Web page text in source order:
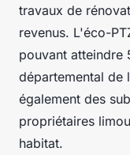
travaux de
revenus. L'éco-
pouvant atteindre
départemental de
également des
propriétaires
habitat.